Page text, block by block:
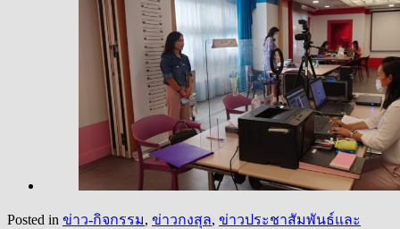
Posted in ข่าว-กิจกรรม, ข่าวกงสุล, ข่าวประชาสัมพันธ์และ